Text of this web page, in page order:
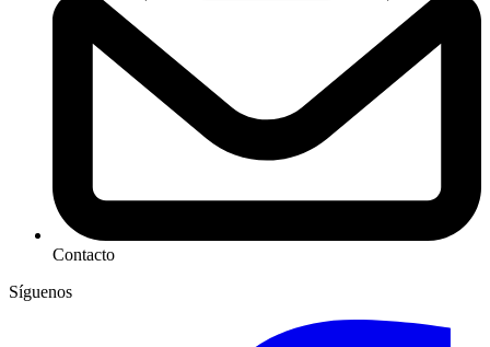
Contacto
Síguenos